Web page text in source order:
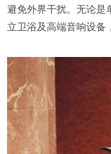
避免外界干扰。无论是
立卫浴及高端音响设备